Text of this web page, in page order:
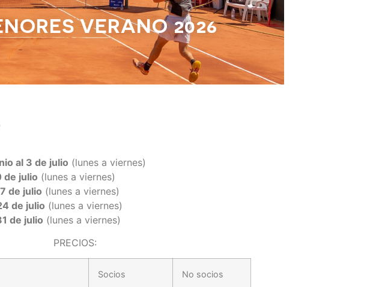
VERANO 2026
al 3 de julio (lunes a viernes)
de julio (lunes a viernes)
de julio (lunes a viernes)
de julio (lunes a viernes)
de julio (lunes a viernes)
PRECIOS:
Socios No socios